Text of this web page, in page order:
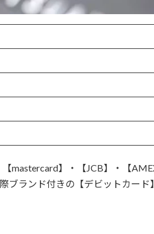
mastercard】・【JCB】・【
ブランド付きの【デビットカー